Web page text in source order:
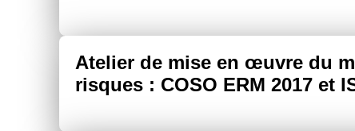
Atelier de mise en œuvre du
risques : COSO ERM 2017 et